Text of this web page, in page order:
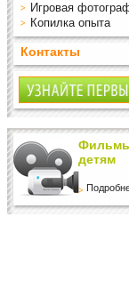
Игровая
Копилка опыта
Контакты
детям